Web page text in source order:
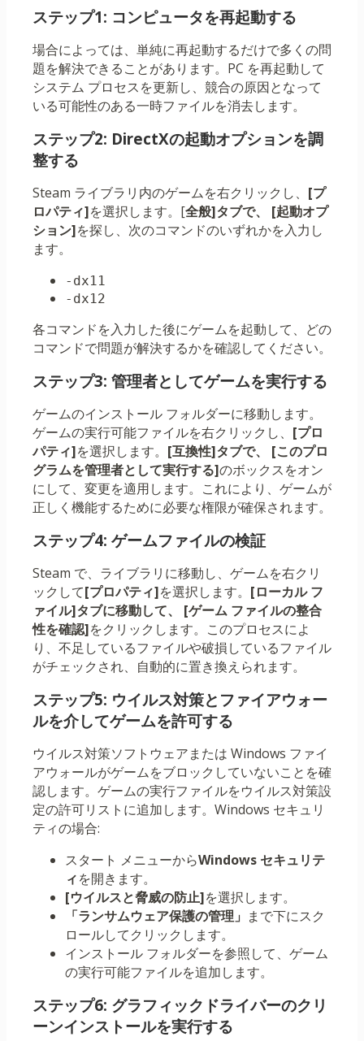
ステップ1: コンピュータを再起動する
場合によっては、単純に再起動するだけで多くの問
題を解決できることがあります。PC を再起動して
システム プロセスを更新し、競合の原因となって
いる可能性のある一時ファイルを消去します。
ステップ2: DirectXの起動オプションを調
整する
Steam ライブラリ内のゲームを右クリックし、 [プ
ロパティ]を選択します。[全般]タブで、 [起動オプ
ション]を探し、次のコマンドのいずれかを入力し
ます。
-dx11
-dx12
各コマンドを入力した後にゲームを起動して、どの
コマンドで問題が解決するかを確認してください。
ステップ3: 管理者としてゲームを実行する
ゲームのインストール フォルダーに移動します。
ゲームの実行可能ファイルを右クリックし、 [プロ
パティ]を選択します。 [互換性]タブで、 [このプロ
グラムを管理者として実行する]のボックスをオン
にして、変更を適用します。これにより、ゲームが
正しく機能するために必要な権限が確保されます。
ステップ4: ゲームファイルの検証
Steam で、ライブラリに移動し、ゲームを右クリ
ックして[プロパティ]を選択します。 [ローカル フ
ァイル]タブに移動して、 [ゲーム ファイルの整合
性を確認]をクリックします。このプロセスによ
り、不足しているファイルや破損しているファイル
がチェックされ、自動的に置き換えられます。
ステップ5: ウイルス対策とファイアウォー
ルを介してゲームを許可する
ウイルス対策ソフトウェアまたは Windows ファイ
アウォールがゲームをブロックしていないことを確
認します。ゲームの実行ファイルをウイルス対策設
定の許可リストに追加します。Windows セキュリ
ティの場合:
スタート メニューからWindows セキュリテ
ィを開きます。
[ウイルスと脅威の防止]を選択します。
「ランサムウェア保護の管理」 まで下にスク
ロールしてクリックします。
インストール フォルダーを参照して、ゲーム
の実行可能ファイルを追加します。
ステップ6: グラフィックドライバーのクリ
ーンインストールを実行する